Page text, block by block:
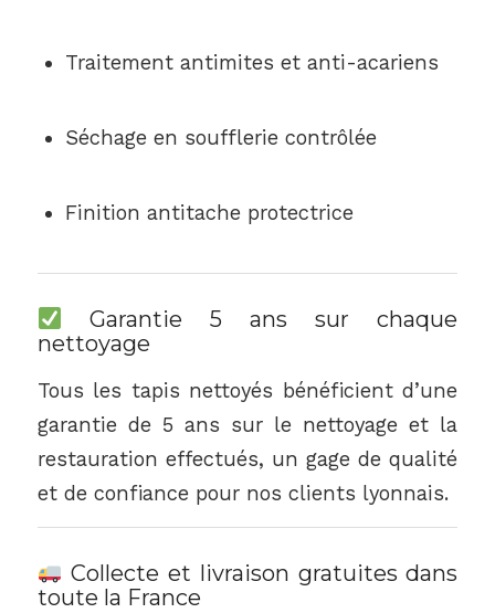
Traitement antimites et anti-acariens
Séchage en soufflerie contrôlée
Finition antitache protectrice
Garantie 5 ans sur chaque
nettoyage
Tous les tapis nettoyés bénéficient d’une
garantie de 5 ans sur le nettoyage et la
restauration effectués, un gage de qualité
et de confiance pour nos clients lyonnais.
Collecte et livraison gratuites dans
toute la France